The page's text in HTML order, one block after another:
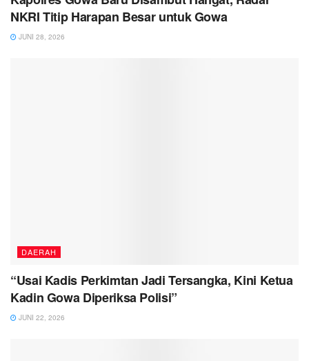
NKRI Titip Harapan Besar untuk Gowa
JUNI 28, 2026
DAERAH
“Usai Kadis Perkimtan Jadi Tersangka, Kini Ketua
Kadin Gowa Diperiksa Polisi”
JUNI 22, 2026